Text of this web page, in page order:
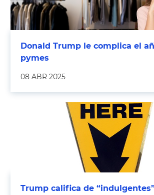
Donald Trump le complica el
pymes
08 ABR 2025
Trump califica de